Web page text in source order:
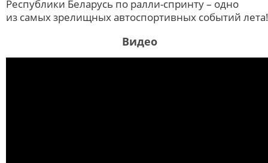
Республики Беларусь по ралли-спринту – одно
из самых зрелищных автоспортивных событий лета!
Видео